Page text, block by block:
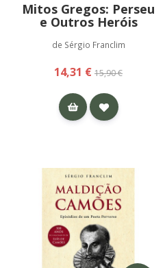
Mitos Gregos: Perseu
e Outros Heróis
de Sérgio Franclim
14,31 € 15,90 €